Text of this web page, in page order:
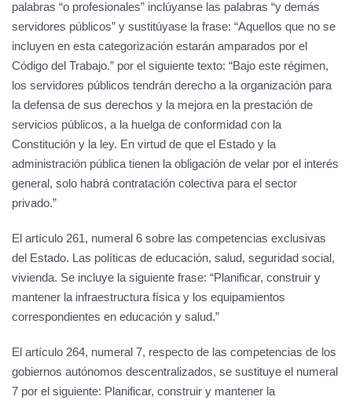
palabras “o profesionales” inclúyanse las palabras “y demás
servidores públicos” y sustitúyase la frase: “Aquellos que no se
incluyen en esta categorización estarán amparados por el
Código del Trabajo.” por el siguiente texto: “Bajo este régimen,
los servidores públicos tendrán derecho a la organización para
la defensa de sus derechos y la mejora en la prestación de
servicios públicos, a la huelga de conformidad con la
Constitución y la ley. En virtud de que el Estado y la
administración pública tienen la obligación de velar por el interés
general, solo habrá contratación colectiva para el sector
privado.”
El artículo 261, numeral 6 sobre las competencias exclusivas
del Estado. Las políticas de educación, salud, seguridad social,
vivienda. Se incluye la siguiente frase: “Planificar, construir y
mantener la infraestructura física y los equipamientos
correspondientes en educación y salud.”
El artículo 264, numeral 7, respecto de las competencias de los
gobiernos autónomos descentralizados, se sustituye el numeral
7 por el siguiente: Planificar, construir y mantener la